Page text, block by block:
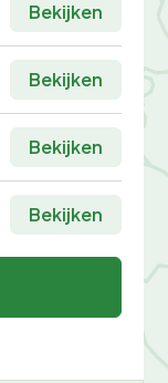
Bekijken
Bekijken
Bekijken
Bekijken